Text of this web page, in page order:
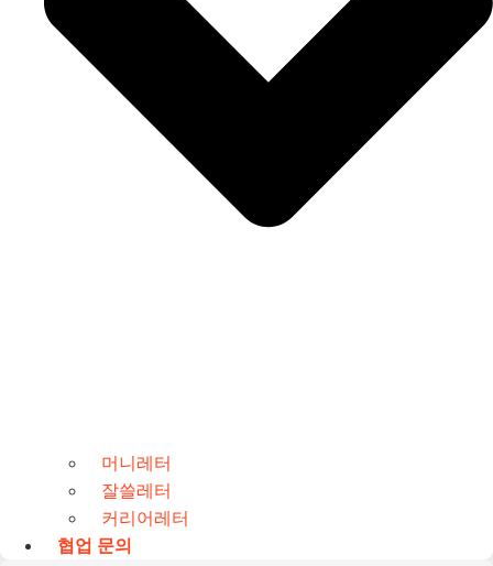
머니레터
잘쓸레터
커리어레터
협업 문의